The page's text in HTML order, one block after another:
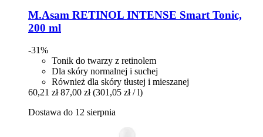
M.Asam RETINOL INTENSE Smart Tonic,
200 ml
-31%
Tonik do twarzy z retinolem
Dla skóry normalnej i suchej
Również dla skóry tłustej i mieszanej
60,21 zł 87,00 zł (301,05 zł / l)
Dostawa do 12 sierpnia